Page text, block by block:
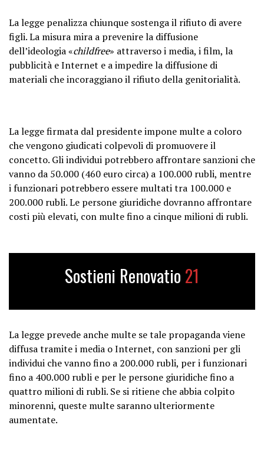
La legge penalizza chiunque sostenga il rifiuto di avere
figli. La misura mira a prevenire la diffusione
dell’ideologia «childfree» attraverso i media, i film, la
pubblicità e Internet e a impedire la diffusione di
materiali che incoraggiano il rifiuto della genitorialità.
La legge firmata dal presidente impone multe a coloro
che vengono giudicati colpevoli di promuovere il
concetto. Gli individui potrebbero affrontare sanzioni che
vanno da 50.000 (460 euro circa) a 100.000 rubli, mentre
i funzionari potrebbero essere multati tra 100.000 e
200.000 rubli. Le persone giuridiche dovranno affrontare
costi più elevati, con multe fino a cinque milioni di rubli.
Sostieni Renovatio 21
La legge prevede anche multe se tale propaganda viene
diffusa tramite i media o Internet, con sanzioni per gli
individui che vanno fino a 200.000 rubli, per i funzionari
fino a 400.000 rubli e per le persone giuridiche fino a
quattro milioni di rubli. Se si ritiene che abbia colpito
minorenni, queste multe saranno ulteriormente
aumentate.